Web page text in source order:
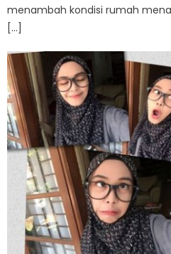
menambah kondisi rumah
[…]